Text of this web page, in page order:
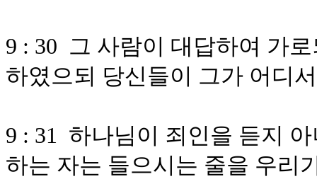
9 : 30 그 사람이 대답하여 가
하였으되 당신들이 그가 어디
9 : 31 하나님이 죄인을 듣지
하는 자는 들으시는 줄을 우리